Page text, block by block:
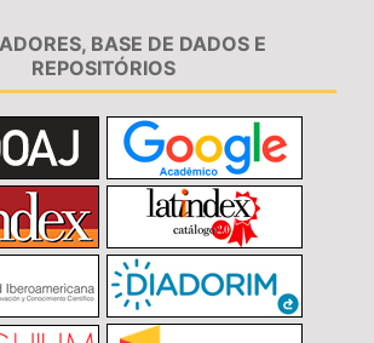
BASE DE DADOS E
REPOSITÓRIOS